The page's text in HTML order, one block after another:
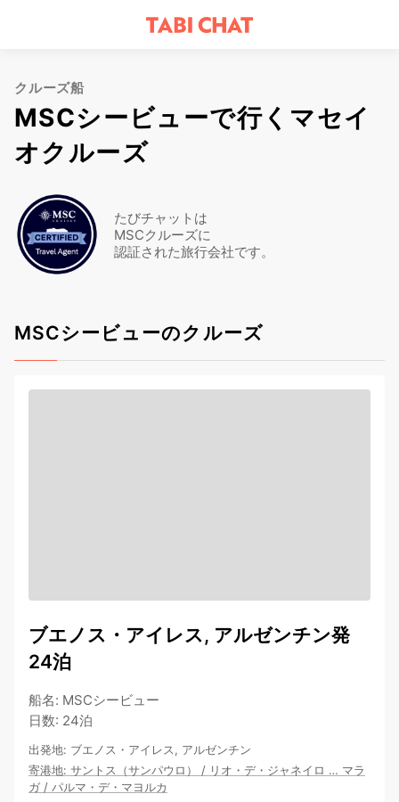
クルーズ船
MSCシービューで行くマセイ
オクルーズ
たびチャットは
MSCクルーズに
認証された旅行会社です。
MSCシービューのクルーズ
ブエノス・アイレス, アルゼンチン発
24泊
船名: MSCシービュー
日数: 24泊
出発地: ブエノス・アイレス, アルゼンチン
寄港地: サントス（サンパウロ） / リオ・デ・ジャネイロ … マラ
ガ / パルマ・デ・マヨルカ